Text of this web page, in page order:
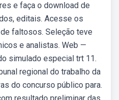
e faça o download de
editais. Acesse os
faltosos. Seleção teve
e analistas. Web —
simulado especial trt 11.
regional do trabalho da
do concurso público para.